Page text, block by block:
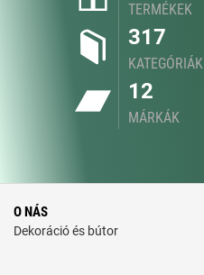
TERMÉKEK
317
KATEGÓRIÁK
12
MÁRKÁK
O NÁS
Dekoráció és bútor